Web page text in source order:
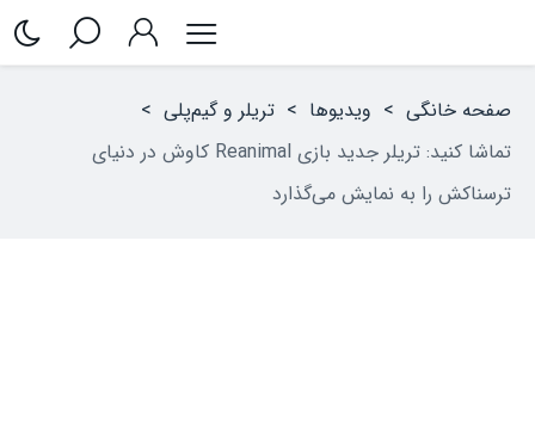
صفحه خانگی > ویدیوها > تریلر و گیم‌پلی >
تماشا کنید: تریلر جدید بازی Reanimal کاوش در دنیای
ترسناکش را به نمایش می‌گذارد